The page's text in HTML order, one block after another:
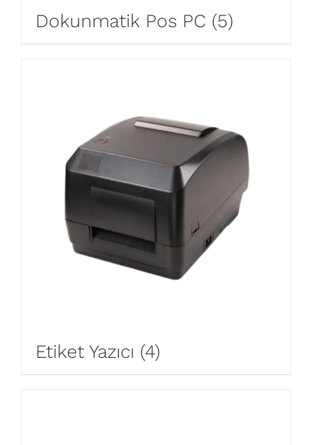
Dokunmatik Pos PC (5)
Etiket Yazıcı (4)